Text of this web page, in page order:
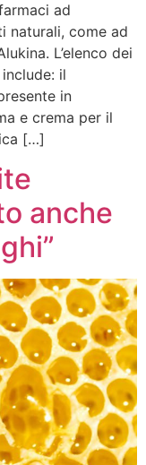
ad
naturali, come ad
L’elenco dei
il
in
e crema per il
[…]
anche